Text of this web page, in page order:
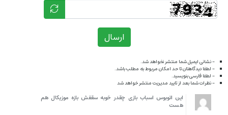
ارسال
- نشانی ایمیل شما منتشر نخواهد شد.
- لطفا دیدگاهتان تا حد امکان مربوط به مطلب باشد.
- لطفا فارسی بنویسید.
- نظرات شما بعد از تایید مدیریت منتشر خواهد شد
این اتوبوس اسباب بازی چقدر خوبه سقفش بازه موزیکال هم
هست